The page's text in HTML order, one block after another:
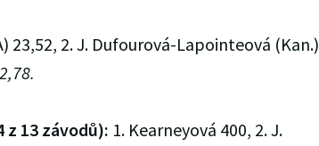
23,52, 2. J. Dufourová-Lapointeová (Kan.)
z 13 závodů): 1. Kearneyová 400, 2. J.